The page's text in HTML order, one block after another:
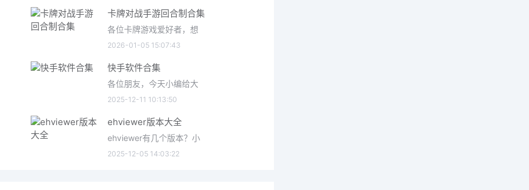
卡牌对战手游回合制合集
各位卡牌游戏爱好者，想
2026-01-05 15:07:43
快手软件合集
各位朋友，今天小编给大
2025-12-11 10:13:50
ehviewer版本大全
ehviewer有几个版本？小
2025-12-05 14:03:22